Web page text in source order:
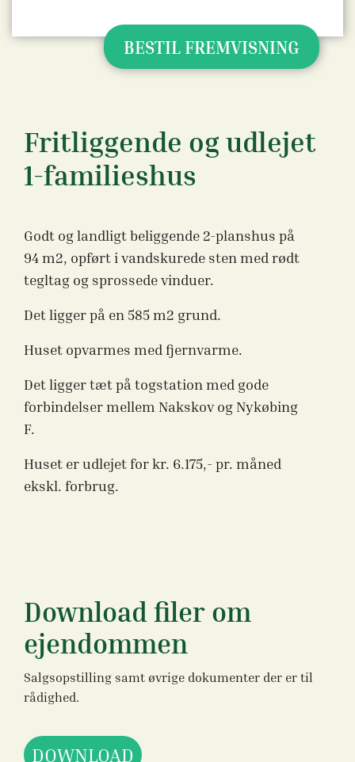
BESTIL FREMVISNING
Fritliggende og udlejet
1-familieshus
Godt og landligt beliggende 2-planshus på
94 m2, opført i vandskurede sten med rødt
tegltag og sprossede vinduer.
Det ligger på en 585 m2 grund.
Huset opvarmes med fjernvarme.
Det ligger tæt på togstation med gode
forbindelser mellem Nakskov og Nykøbing
F.
Huset er udlejet for kr. 6.175,- pr. måned
ekskl. forbrug.
Download filer om
ejendommen
Salgsopstilling samt øvrige dokumenter der er til
rådighed.
DOWNLOAD